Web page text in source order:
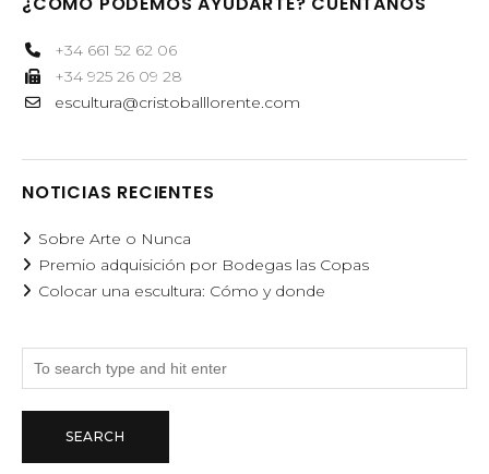
+34 661 52 62 06
+34 925 26 09 28
escultura@cristoballlorente.com
NOTICIAS RECIENTES
Sobre Arte o Nunca
Premio adquisición por Bodegas las Copas
Colocar una escultura: Cómo y donde